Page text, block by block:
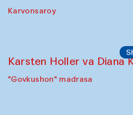
Karvonsaroy
Karsten Holler va Diana
"Govkushon" madrasa